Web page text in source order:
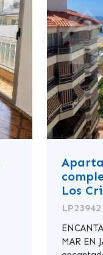
Los
LP23942
MAR EN